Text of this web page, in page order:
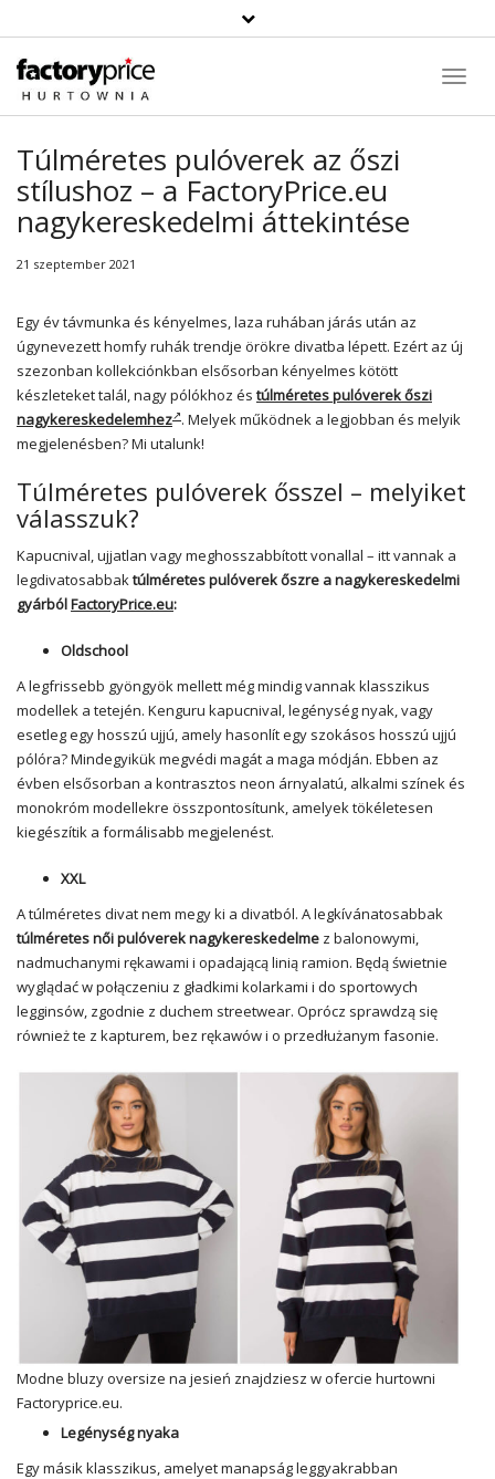
Túlméretes pulóverek az őszi
stílushoz – a FactoryPrice.eu
nagykereskedelmi áttekintése
21 szeptember 2021
Egy év távmunka és kényelmes, laza ruhában járás után az
úgynevezett homfy ruhák trendje örökre divatba lépett. Ezért az új
szezonban kollekciónkban elsősorban kényelmes kötött
készleteket talál, nagy pólókhoz éstúlméretes pulóverek őszi
nagykereskedelemhez . Melyek működnek a legjobban és melyik
megjelenésben? Mi utalunk!
Túlméretes pulóverek ősszel – melyiket
válasszuk?
Kapucnival, ujjatlan vagy meghosszabbított vonallal – itt vannak a
legdivatosabbaktúlméretes pulóverek őszre a nagykereskedelmi
gyárbólFactoryPrice.eu:
Oldschool
A legfrissebb gyöngyök mellett még mindig vannak klasszikus
modellek a tetején. Kenguru kapucnival, legénység nyak, vagy
esetleg egy hosszú ujjú, amely hasonlít egy szokásos hosszú ujjú
pólóra? Mindegyikük megvédi magát a maga módján. Ebben az
évben elsősorban a kontrasztos neon árnyalatú, alkalmi színek és
monokróm modellekre összpontosítunk, amelyek tökéletesen
kiegészítik a formálisabb megjelenést.
XXL
A túlméretes divat nem megy ki a divatból. A legkívánatosabbak
túlméretes női pulóverek nagykereskedelme z balonowymi,
nadmuchanymi rękawami i opadającą linią ramion. Będą świetnie
wyglądać w połączeniu z gładkimi kolarkami i do sportowych
legginsów, zgodnie z duchem streetwear. Oprócz sprawdzą się
również te z kapturem, bez rękawów i o przedłużanym fasonie.
Modne bluzyoversize na jesień znajdziesz w ofercie hurtowni
Factoryprice.eu.
Legénység nyaka
Egy másik klasszikus, amelyet manapság leggyakrabban